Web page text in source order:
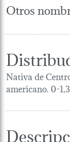
Otros
Nativa de
americano. 0-